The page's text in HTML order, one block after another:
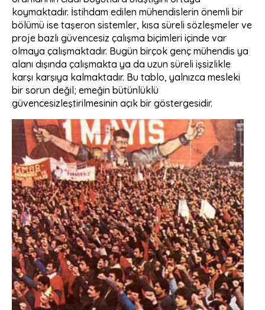
koymaktadır. İstihdam edilen mühendislerin önemli bir
bölümü ise taşeron sistemler, kısa süreli sözleşmeler ve
proje bazlı güvencesiz çalışma biçimleri içinde var
olmaya çalışmaktadır. Bugün birçok genç mühendis ya
alanı dışında çalışmakta ya da uzun süreli işsizlikle
karşı karşıya kalmaktadır. Bu tablo, yalnızca mesleki
bir sorun değil; emeğin bütünlüklü
güvencesizleştirilmesinin açık bir göstergesidir.